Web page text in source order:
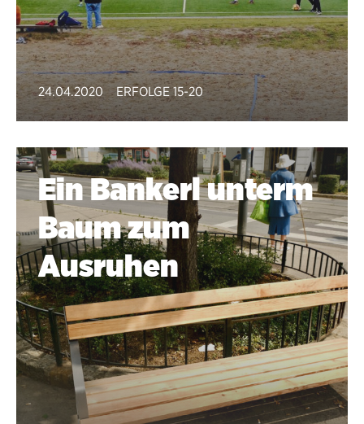
24.04.2020 ERFOLGE 15-20
Ein Bankerl unterm
Baum zum
Ausruhen